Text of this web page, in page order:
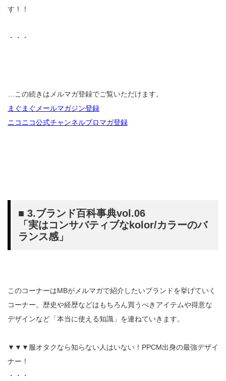
す！！
・・・
…この続きはメルマガ登録でご覧いただけます。
まぐまぐメールマガジン登録
ニコニコ公式チャンネルブロマガ登録
■ 3.ブランド百科事典vol.06
「実はコンサバティブなkolor/カラーのバ
ランス感」
このコーナーはMBがメルマガで紹介したいブランドを挙げていく
コーナー。歴史や経歴などはもちろん買うべきアイテムや得意な
デザインなど「本当に使える知識」を連ねていきます。
▼▼▼服オタクなら知らない人はいない！PPCM出身の最強デザイ
ナー！
・・・